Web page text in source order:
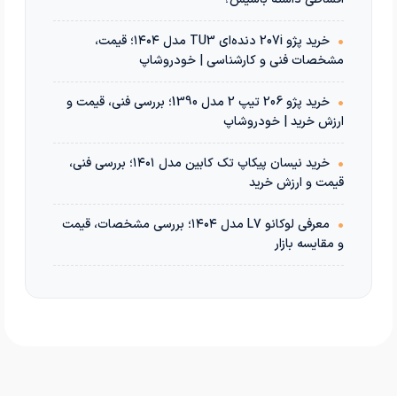
•
خرید پژو 207i دنده‌ای TU3 مدل ۱۴۰۴؛ قیمت،
مشخصات فنی و کارشناسی | خودروشاپ
•
خرید پژو 206 تیپ 2 مدل 1390؛ بررسی فنی، قیمت و
ارزش خرید | خودروشاپ
•
خرید نیسان پیکاپ تک کابین مدل ۱۴۰۱؛ بررسی فنی،
قیمت و ارزش خرید
•
معرفی لوکانو L7 مدل ۱۴۰۴؛ بررسی مشخصات، قیمت
و مقایسه بازار